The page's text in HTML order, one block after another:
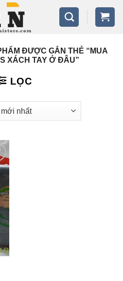
ĐƯỢC GẮN THẺ “MUA
XÁCH TAY Ở ĐÂU”
LỌC